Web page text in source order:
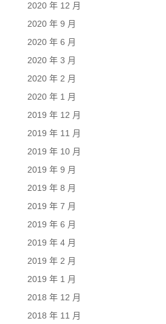
2020 年 12 月
2020 年 9 月
2020 年 6 月
2020 年 3 月
2020 年 2 月
2020 年 1 月
2019 年 12 月
2019 年 11 月
2019 年 10 月
2019 年 9 月
2019 年 8 月
2019 年 7 月
2019 年 6 月
2019 年 4 月
2019 年 2 月
2019 年 1 月
2018 年 12 月
2018 年 11 月